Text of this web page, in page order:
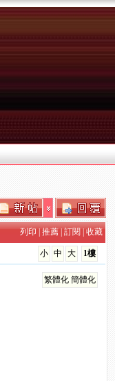
列印 |推薦 |訂閱 |收藏
1樓
大
中
小
繁體化 簡體化